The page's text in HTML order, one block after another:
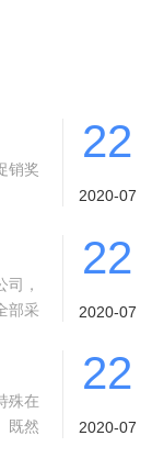
销奖
22
2020-07
，
部采
22
2020-07
殊在
既然
22
2020-07